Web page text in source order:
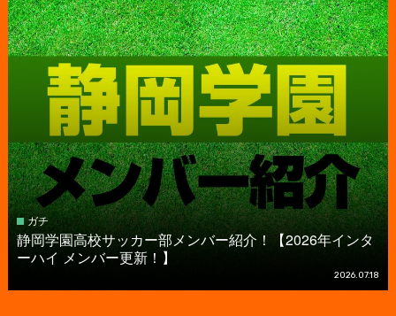
ガチ
静岡学園高校サッカー部メンバー紹介！【2026年インタ
ーハイ メンバー更新！】
2026.07.18